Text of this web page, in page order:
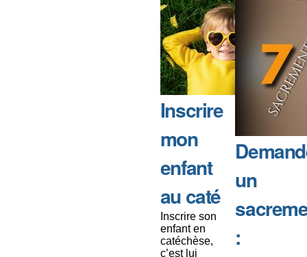
Inscrire
mon
enfant
au caté
Inscrire son
enfant en
catéchèse,
c’est lui
un
: